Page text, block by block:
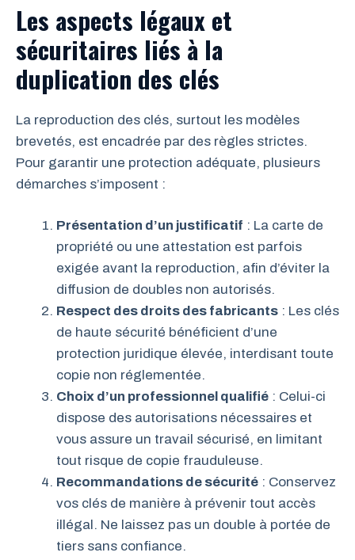
Les aspects légaux et
sécuritaires liés à la
duplication des clés
La reproduction des clés, surtout les modèles
brevetés, est encadrée par des règles strictes.
Pour garantir une protection adéquate, plusieurs
démarches s’imposent :
Présentation d’un justificatif : La carte de
propriété ou une attestation est parfois
exigée avant la reproduction, afin d’éviter la
diffusion de doubles non autorisés.
Respect des droits des fabricants : Les clés
de haute sécurité bénéficient d’une
protection juridique élevée, interdisant toute
copie non réglementée.
Choix d’un professionnel qualifié : Celui-ci
dispose des autorisations nécessaires et
vous assure un travail sécurisé, en limitant
tout risque de copie frauduleuse.
Recommandations de sécurité : Conservez
vos clés de manière à prévenir tout accès
illégal. Ne laissez pas un double à portée de
tiers sans confiance.